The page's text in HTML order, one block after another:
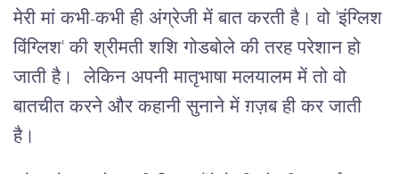
मेरी मां कभी-कभी ही अंग्रेजी में बात करती है। वो 'इंग्लिश
विंग्लिश' की श्रीमती शशि गोडबोले की तरह परेशान हो
जाती है। लेकिन अपनी मातृभाषा मलयालम में तो वो
बातचीत करने और कहानी सुनाने में ग़ज़ब ही कर जाती
है।